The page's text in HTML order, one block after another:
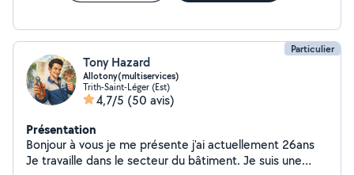
Particulier
Tony Hazard
Allotony(multiservices)
Trith-Saint-Léger (Est)
4,7/5 (50 avis)
Présentation
Bonjour à vous je me présente j'ai actuellement 26ans
Je travaille dans le secteur du bâtiment. Je suis une